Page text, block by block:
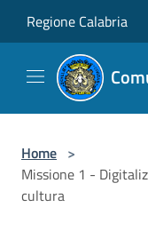
Regione Calabria
Home >
Missione 1 -
cultura